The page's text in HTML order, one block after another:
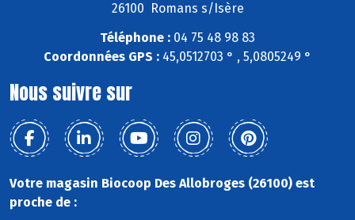
26100 Romans s/Isère
Téléphone : 04 75 48 98 83
Coordonnées GPS : 45,0512703 ° , 5,0805249 °
Nous suivre sur
Votre magasin Biocoop Des Allobroges (26100) est
proche de :